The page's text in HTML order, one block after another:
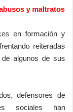
y maltratos
en formación y
reiteradas
de algunos de sus
defensores de
sociales han